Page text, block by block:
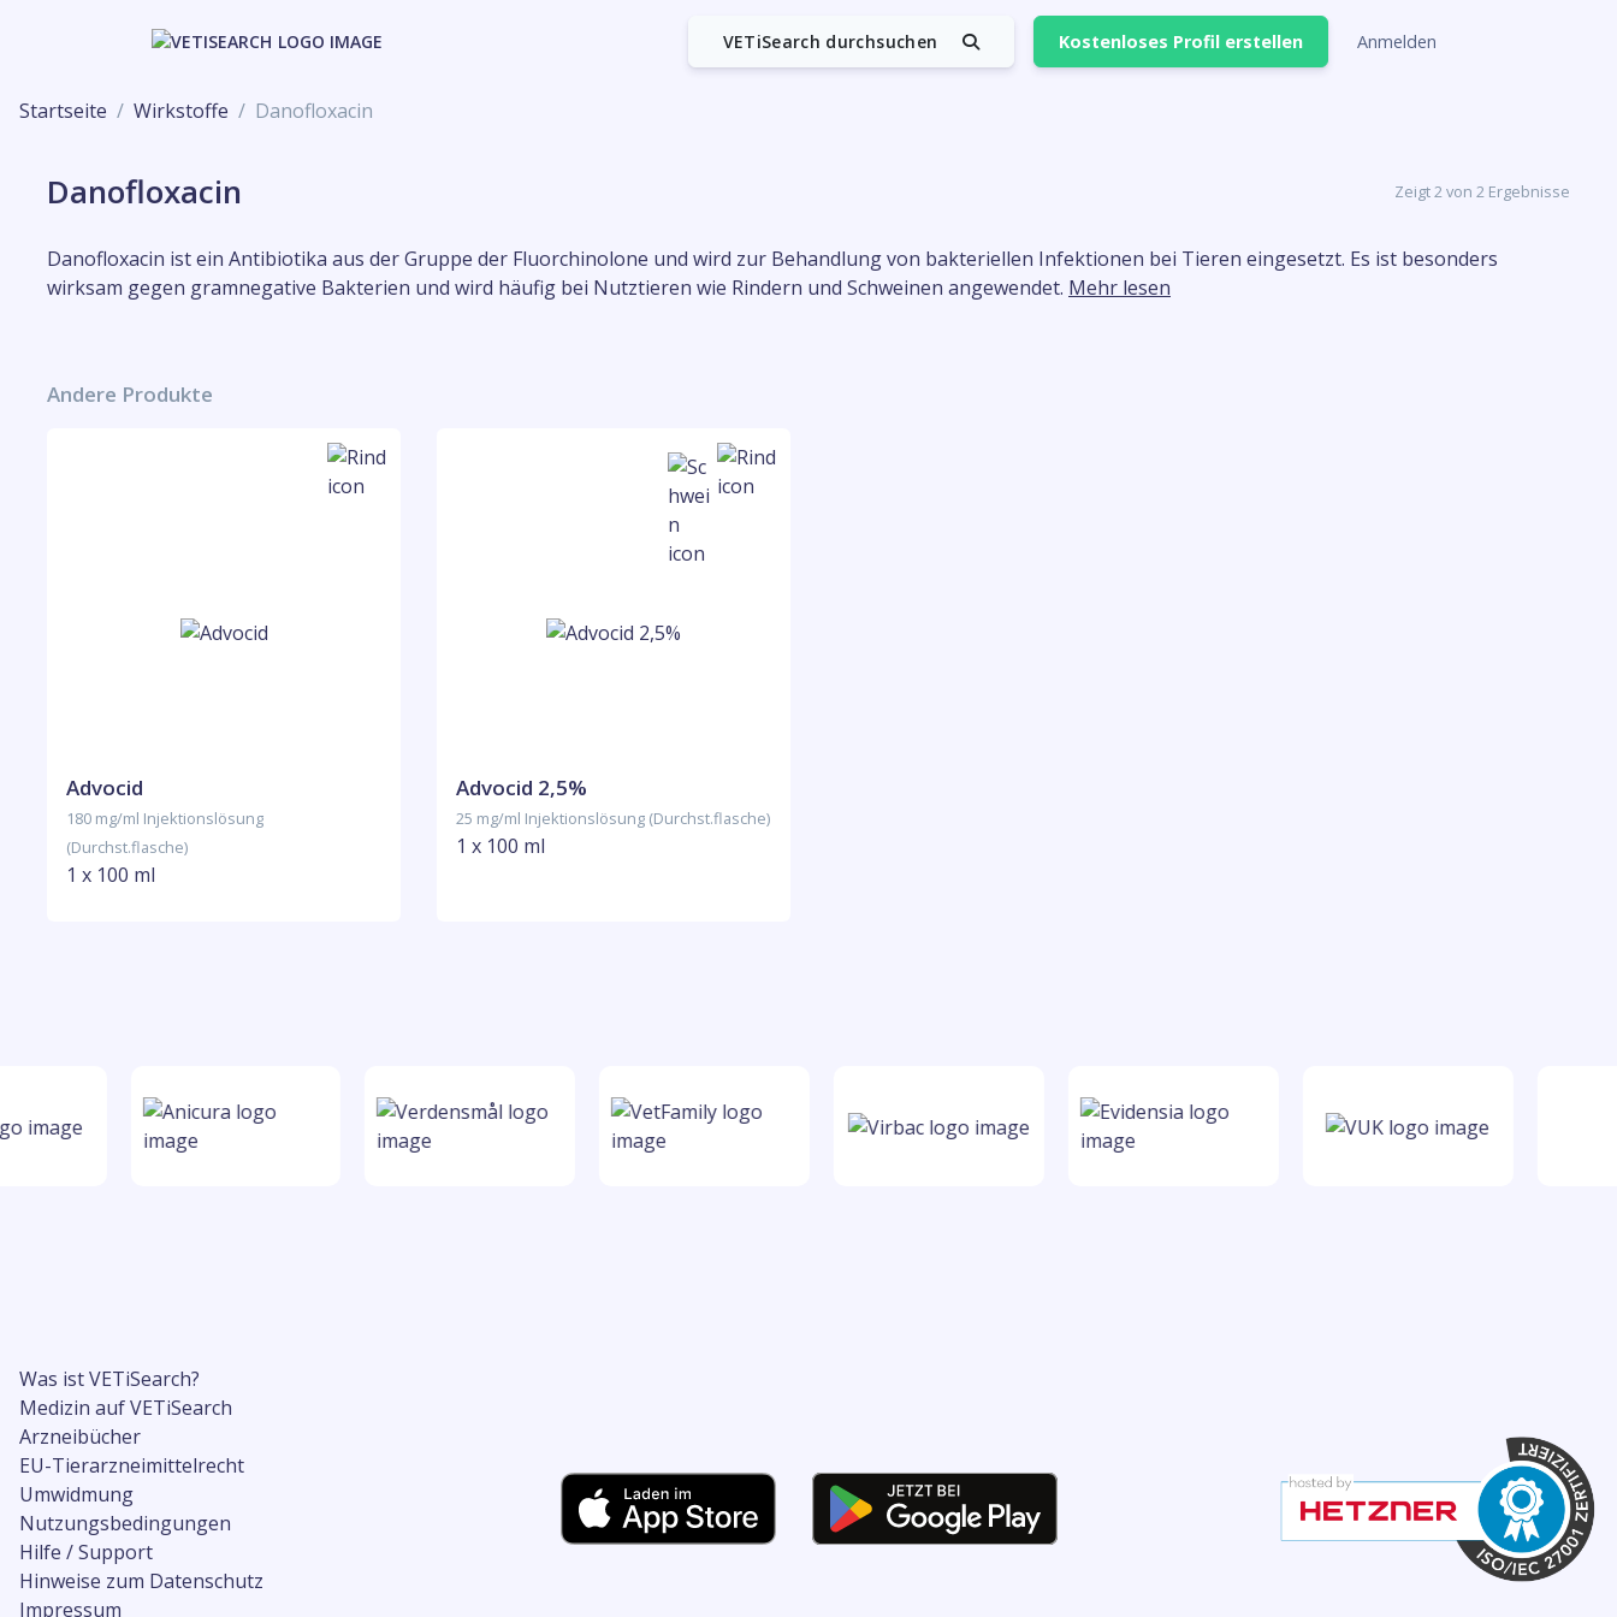
VETiSearch durchsuchen Kostenloses Profil erstellen Anmelden
Startseite Wirkstoffe Danofloxacin
Danofloxacin Zeigt 2 von 2 Ergebnisse
Danofloxacin ist ein Antibiotika aus der Gruppe der Fluorchinolone und wird zur Behandlung von bakteriellen Infektionen bei Tieren eingesetzt. Es ist besonders
wirksam gegen gramnegative Bakterien und wird häufig bei Nutztieren wie Rindern und Schweinen angewendet. Mehr lesen
Andere Produkte
Advocid
180 mg/ml Injektionslösung
(Durchst.flasche)
1 x 100 ml
Advocid 2,5%
25 mg/ml Injektionslösung (Durchst.flasche)
1 x 100 ml
Was ist VETiSearch?
Medizin auf VETiSearch
Arzneibücher
EU-Tierarzneimittelrecht
Umwidmung
Nutzungsbedingungen
Hilfe / Support
Hinweise zum Datenschutz
Impressum